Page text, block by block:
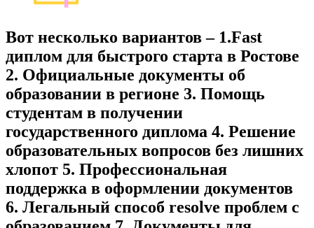
Вот несколько вариантов – 1.Fast
диплом для быстрого старта в Ростове
2. Официальные документы об
образовании в регионе 3. Помощь
студентам в получении
государственного диплома 4. Решение
образовательных вопросов без лишних
хлопот 5. Профессиональная
поддержка в оформлении документов
6. Легальный способ resolve проблем с